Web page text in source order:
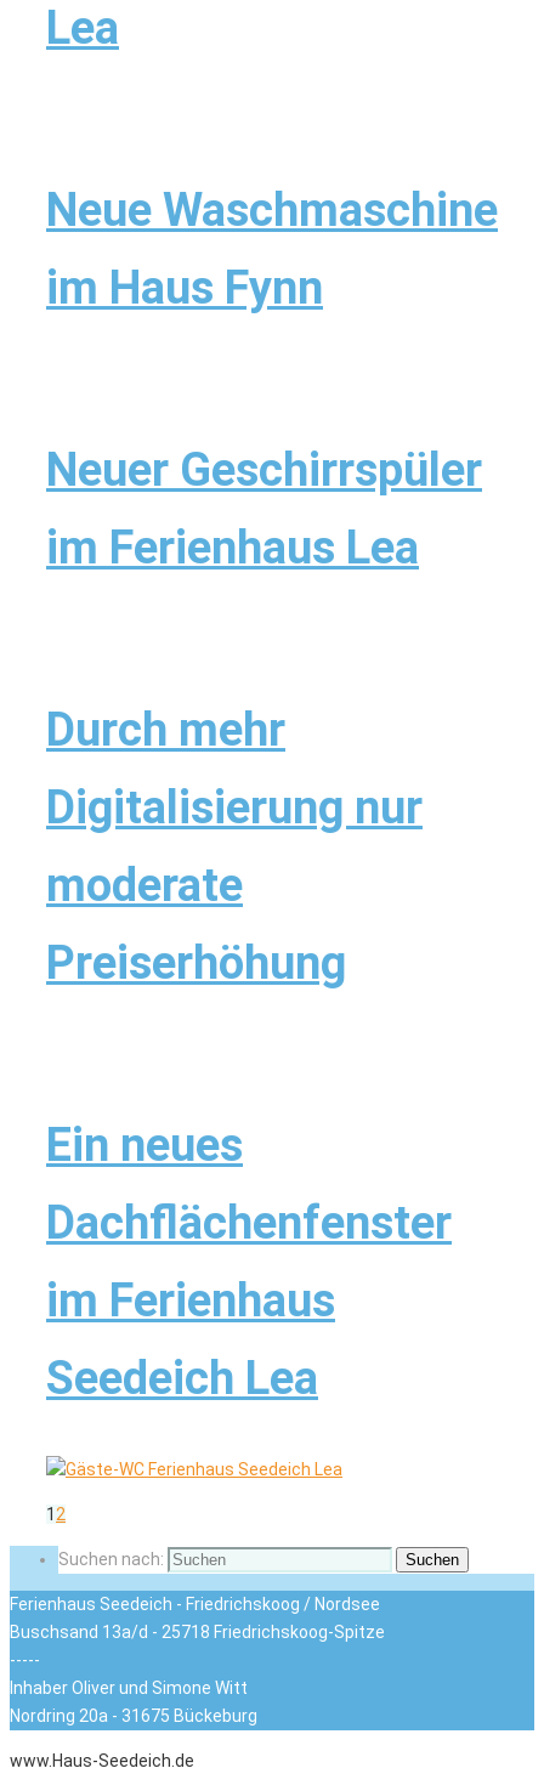
Lea
Neue Waschmaschine
im Haus Fynn
Neuer Geschirrspüler
im Ferienhaus Lea
Durch mehr
Digitalisierung nur
moderate
Preiserhöhung
Ein neues
Dachflächenfenster
im Ferienhaus
Seedeich Lea
1 2
Suchen nach: Suchen
Ferienhaus Seedeich - Friedrichskoog / Nordsee
Buschsand 13a/d - 25718 Friedrichskoog-Spitze
-----
Inhaber Oliver und Simone Witt
Nordring 20a - 31675 Bückeburg
www.Haus-Seedeich.de